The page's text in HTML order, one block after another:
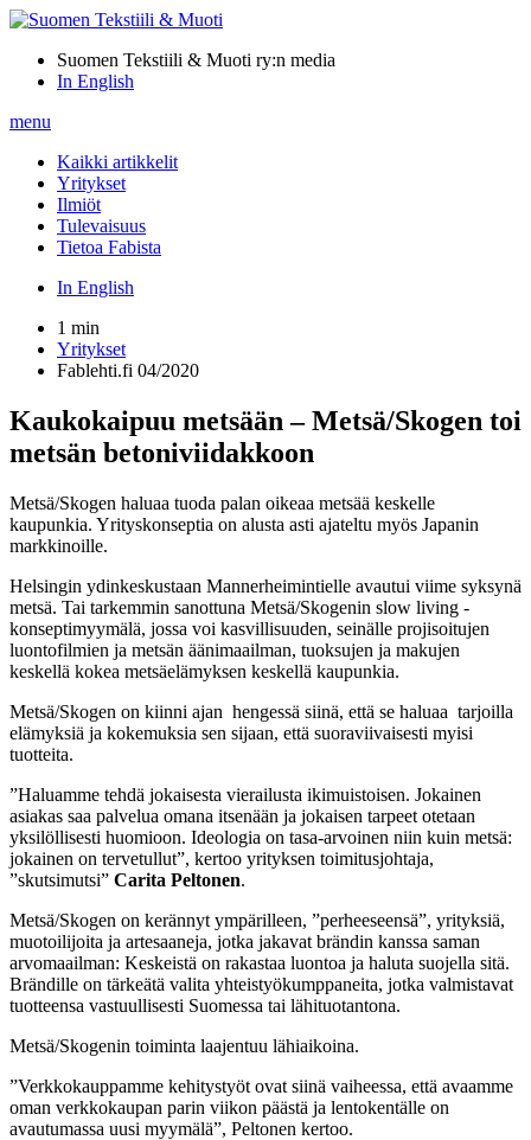
Suomen Tekstiili & Muoti ry:n media
In English
menu
Kaikki artikkelit
Yritykset
Ilmiöt
Tulevaisuus
Tietoa Fabista
In English
1 min
Yritykset
Fablehti.fi 04/2020
Kaukokaipuu metsään – Metsä/Skogen toi
metsän betoniviidakkoon
Metsä/Skogen haluaa tuoda palan oikeaa metsää keskelle
kaupunkia. Yrityskonseptia on alusta asti ajateltu myös Japanin
markkinoille.
Helsingin ydinkeskustaan Mannerheimintielle avautui viime syksynä
metsä. Tai tarkemmin sanottuna Metsä/Skogenin slow living -
konseptimyymälä, jossa voi kasvillisuuden, seinälle projisoitujen
luontofilmien ja metsän äänimaailman, tuoksujen ja makujen
keskellä kokea metsäelämyksen keskellä kaupunkia.
Metsä/Skogen on kiinni ajan hengessä siinä, että se haluaa tarjoilla
elämyksiä ja kokemuksia sen sijaan, että suoraviivaisesti myisi
tuotteita.
”Haluamme tehdä jokaisesta vierailusta ikimuistoisen. Jokainen
asiakas saa palvelua omana itsenään ja jokaisen tarpeet otetaan
yksilöllisesti huomioon. Ideologia on tasa-arvoinen niin kuin metsä:
jokainen on tervetullut”, kertoo yrityksen toimitusjohtaja,
”skutsimutsi” Carita Peltonen.
Metsä/Skogen on kerännyt ympärilleen, ”perheeseensä”, yrityksiä,
muotoilijoita ja artesaaneja, jotka jakavat brändin kanssa saman
arvomaailman: Keskeistä on rakastaa luontoa ja haluta suojella sitä.
Brändille on tärkeätä valita yhteistyökumppaneita, jotka valmistavat
tuotteensa vastuullisesti Suomessa tai lähituotantona.
Metsä/Skogenin toiminta laajentuu lähiaikoina.
”Verkkokauppamme kehitystyöt ovat siinä vaiheessa, että avaamme
oman verkkokaupan parin viikon päästä ja lentokentälle on
avautumassa uusi myymälä”, Peltonen kertoo.